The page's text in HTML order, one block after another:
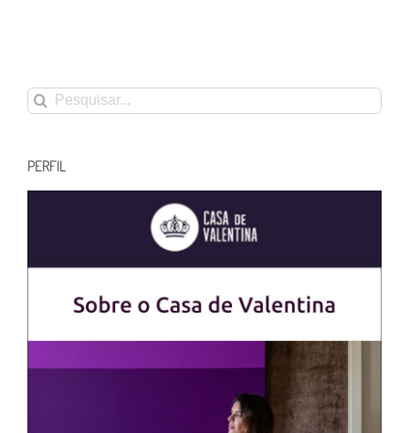
Buscar
resultados
PERFIL